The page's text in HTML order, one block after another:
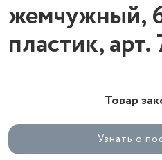
жемчужный,
пластик,
Товар
Узнать о